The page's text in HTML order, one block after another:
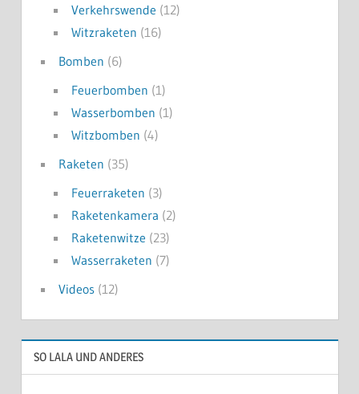
Verkehrswende (12)
Witzraketen (16)
Bomben (6)
Feuerbomben (1)
Wasserbomben (1)
Witzbomben (4)
Raketen (35)
Feuerraketen (3)
Raketenkamera (2)
Raketenwitze (23)
Wasserraketen (7)
Videos(12)
SO LALA UND ANDERES